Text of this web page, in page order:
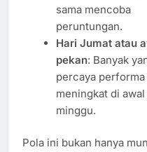
sama mencoba
peruntungan.
Hari Jumat atau
pekan: Banyak
percaya
meningkat di
minggu.
Pola ini bukan hanya